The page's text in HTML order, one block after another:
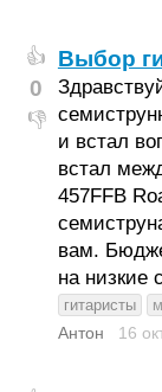
👍
0
👎
Выбор
и встал
встал
457FFB
вам.
на низкие
гитаристы
Антон 16